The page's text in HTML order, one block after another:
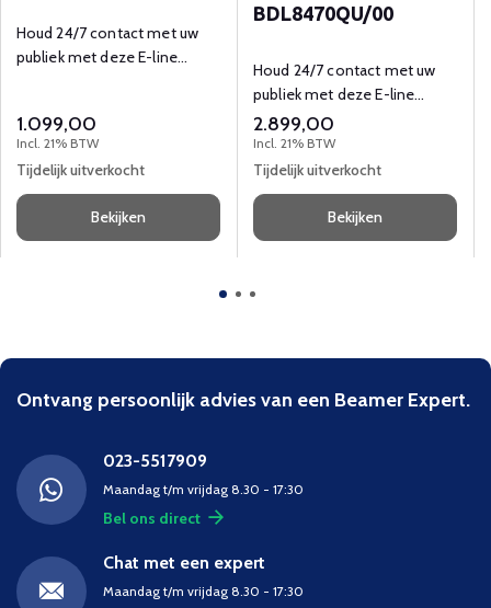
Houd 24/7 contact met uw
publiek met deze E-line
1.099,00
Incl. 21% BTW
Tijdelijk uitverkocht
Bekijken
BDL8470QU/00
Houd 24/7 contact met uw
publiek met deze E-line
scherm voor digitale signage.
2.899,00
Incl. 21% BTW
Tijdelijk uitverkocht
Bekijken
Ontvang persoonlijk advies van een Beamer Expert.
023-5517909
Maandag t/m vrijdag 8.30 - 17:30
Bel ons direct
Chat met een expert
Maandag t/m vrijdag 8.30 - 17:30